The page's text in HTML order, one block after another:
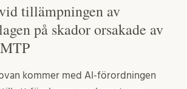
tillämpningen av
på skador orsakade av
kommer med AI-förordningen